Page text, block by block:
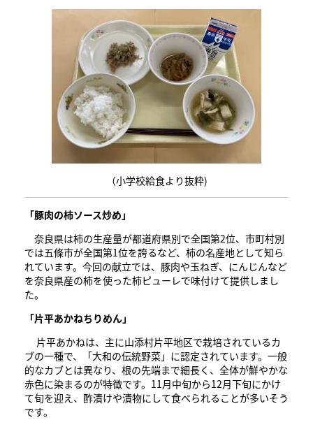
（小学校給食より抜粋)
「豚肉の柿ソース炒め」
奈良県は柿の生産量が都道府県別で全国第2位、市町村別
では五條市が全国第1位を誇るなど、柿の名産地として知ら
れています。今回の献立では、豚肉や玉ねぎ、にんじんなど
を奈良県産の柿を使った柿ピューレで味付けて提供しまし
た。
「片平あかねちりめん」
片平あかねは、主に山添村片平地区で栽培されているカ
ブの一種で、「大和の伝統野菜」に認定されています。一般
的なカブとは異なり、根の先端まで細長く、全体が鮮やかな
赤色に染まるのが特徴です。11月中旬から12月下旬にかけ
て旬を迎え、酢漬けや漬物にして食べられることが多いそう
です。​